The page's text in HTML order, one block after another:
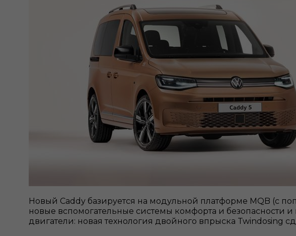
Новый Caddy базируется на модульной платформе MQB (с
новые вспомогательные системы комфорта и
двигатели: новая технология двойного впрыска Twindosing